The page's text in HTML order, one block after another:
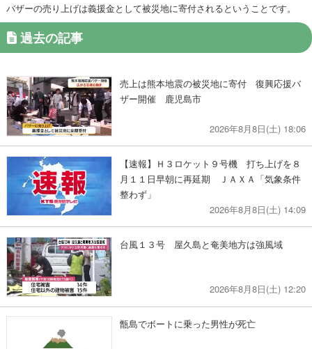
バザーの売り上げは義援金として被災地に寄付されるということです。
過去の記事
売上は熊本地震の被災地に寄付 復興応援バ
ザー開催 鹿児島市
2026年8月8日(土) 18:06
【速報】Ｈ３ロケット９号機 打ち上げを８
月１１日早朝に再延期 ＪＡＸＡ「気象条件
整わず」
2026年8月8日(土) 14:09
台風１３号 屋久島と奄美地方は強風域
2026年8月8日(土) 12:20
甑島でボートに乗った男性が死亡